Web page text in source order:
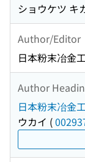
ショウケツ キ
Author/Editor
日本粉末冶金
Author
日本粉末冶金
ウカイ (